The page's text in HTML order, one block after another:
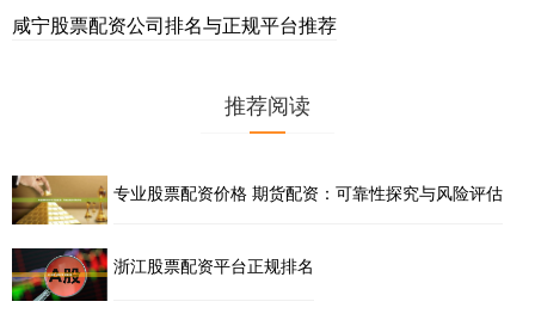
咸宁股票配资公司排名与正规平台推荐
推荐阅读
专业股票配资价格 期货配资：可靠性探究与风险评估
浙江股票配资平台正规排名